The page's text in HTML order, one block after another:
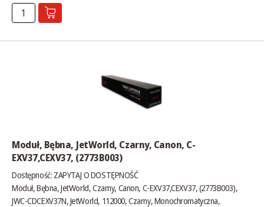
Moduł, Bębna, JetWorld, Czarny, Canon, C-
EXV37,CEXV37, (2773B003)
Dostępność: ZAPYTAJ O DOSTĘPNOŚĆ
Moduł, Bębna, JetWorld, Czarny, Canon, C-EXV37,CEXV37, (2773B003),
JWC-CDCEXV37N, JetWorld, 112000, Czarny, Monochromatyczna,